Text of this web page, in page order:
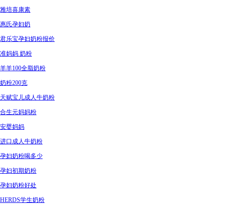
雅培喜康素
惠氏孕妇奶
君乐宝孕妇奶粉报价
准妈妈 奶粉
羊羊100全脂奶粉
奶粉200克
天赋宝儿成人牛奶粉
合生元妈妈粉
安婴妈妈
进口成人牛奶粉
孕妇奶粉喝多少
孕妇初期奶粉
孕妇奶粉好处
HERDS学生奶粉